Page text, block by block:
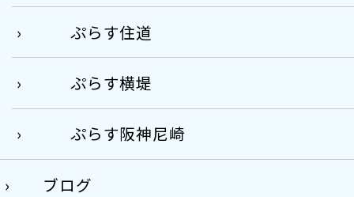
ぷらす住道
ぷらす横堤
ぷらす阪神尼崎
ブログ